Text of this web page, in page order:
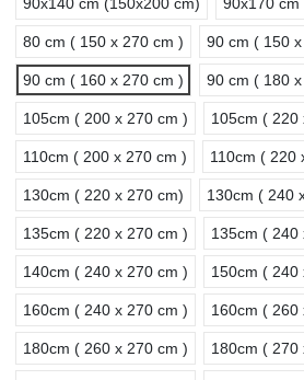
80 cm ( 150 x 270 cm ) 90 cm ( 150
90 cm ( 160 x 270 cm ) 90 cm ( 180
105cm ( 200 x 270 cm ) 105cm ( 220
110cm ( 200 x 270 cm ) 110cm ( 220
130cm ( 220 x 270 cm) 130cm ( 240
135cm ( 220 x 270 cm ) 135cm ( 240
140cm ( 240 x 270 cm ) 150cm ( 240
160cm ( 240 x 270 cm ) 160cm ( 260
180cm ( 260 x 270 cm ) 180cm ( 270